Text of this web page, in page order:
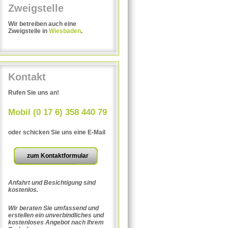
Umzug Porz
Umzug Rohdenkirchen
Umzug SÃ¼lz
Zweigstelle
Wir betreiben auch eine
Zweigstelle in Wiesbaden.
Kontakt
Rufen Sie uns an!
Mobil (0 17 6) 358 440 79
oder schicken Sie uns eine E-Mail
zum Kontaktformular
Anfahrt und Besichtigung sind
kostenlos.
Wir beraten Sie umfassend und
erstellen ein unverbindliches und
kostenloses Angebot nach Ihrem